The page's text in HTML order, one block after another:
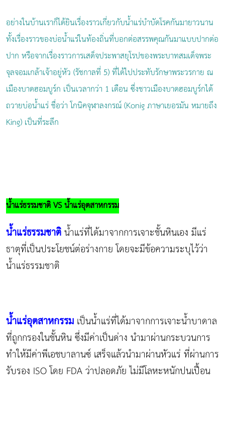
อย่างในบ้านเราก็ได้ยินเรื่องราวเกี่ยวกับน้ำแร่บำบัดโรคกันมายาวนาน
ทั้งเรื่องราวของบ่อน้ำแร่ในท้องถิ่นที่บอกต่อสรรพคุณกันมาแบบปากต่อ
ปาก หรือจากเรื่องราวการเสด็จประพาสยุโรปของพระบาทสมเด็จพระ
จุลจอมเกล้าเจ้าอยู่หัว (รัชกาลที่ 5) ที่ได้ไปประทับรักษาพระวรกาย ณ
เมืองบาดฮอมบูร์ก เป็นเวลากว่า 1 เดือน ซึ่งชาวเมืองบาดฮอมบูร์กได้
ถวายบ่อน้ำแร่ ชื่อว่า โกนิคจุฬาลงกรณ์ (Konig ภาษาเยอรมัน หมายถึง
King) เป็นที่ระลึก
น้ำแร่ธรรมชาติ VS น้ำแร่อุตสาหกรรม
น้ำแร่ธรรมชาติน้ำแร่ที่ได้มาจากการเจาะชั้นหินเอง มีแร่
ธาตุที่เป็นประโยชน์ต่อร่างกาย โดยจะมีข้อความระบุไว้ว่า
น้ำแร่ธรรมชาติ
น้ำแร่อุตสาหกรรม เป็นน้ำแร่ที่ได้มาจากการเจาะน้ำบาดาล
ที่ถูกกรองในชั้นหิน ซึ่งมีค่าเป็นด่าง นำมาผ่านกระบวนการ
ทำให้มีค่าพีเอชบาลานซ์ เสร็จแล้วนำมาผ่านหัวแร่ ที่ผ่านการ
รับรอง ISO โดย FDA ว่าปลอดภัย ไม่มีโลหะหนักปนเปื้อน